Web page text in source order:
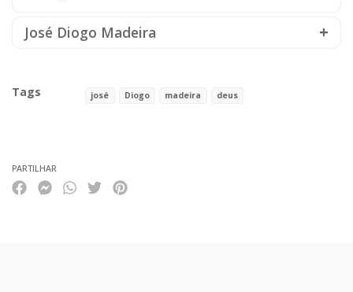
José Diogo Madeira
Tags josé Diogo madeira deus
PARTILHAR